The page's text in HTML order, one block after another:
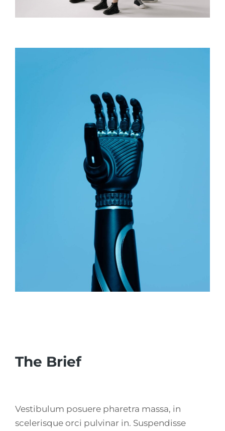
The Brief
Vestibulum posuere pharetra massa, in
scelerisque orci pulvinar in. Suspendisse